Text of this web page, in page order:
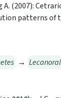
A. (2007):
patterns of
→